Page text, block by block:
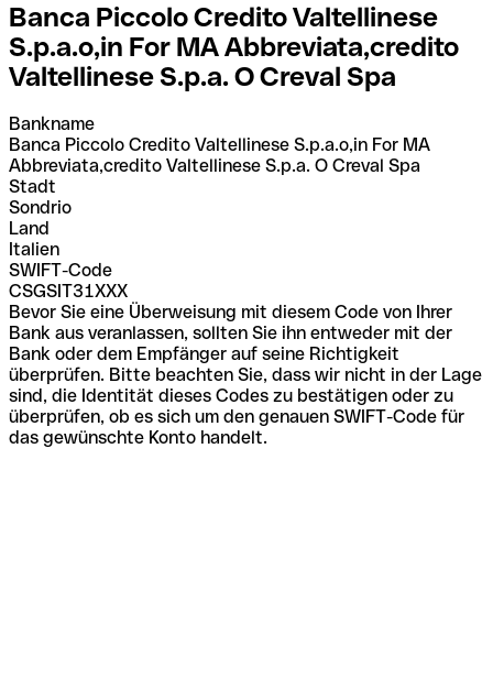
Banca Piccolo Credito Valtellinese
S.p.a.o,in For MA Abbreviata,credito
Valtellinese S.p.a. O Creval Spa
Bankname
Banca Piccolo Credito Valtellinese S.p.a.o,in For MA
Abbreviata,credito Valtellinese S.p.a. O Creval Spa
Stadt
Sondrio
Land
Italien
SWIFT-Code
CSGSIT31XXX
Bevor Sie eine Überweisung mit diesem Code von Ihrer
Bank aus veranlassen, sollten Sie ihn entweder mit der
Bank oder dem Empfänger auf seine Richtigkeit
überprüfen. Bitte beachten Sie, dass wir nicht in der Lage
sind, die Identität dieses Codes zu bestätigen oder zu
überprüfen, ob es sich um den genauen SWIFT-Code für
das gewünschte Konto handelt.